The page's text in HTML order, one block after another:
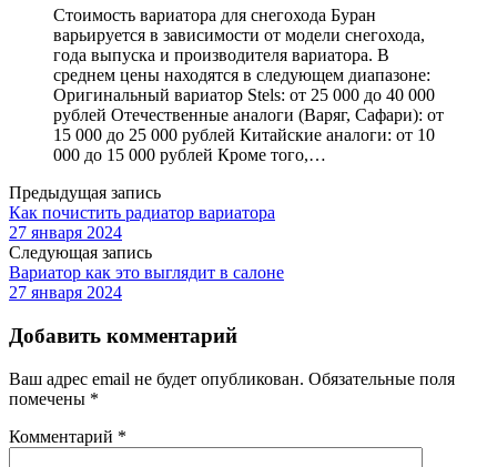
Стоимость вариатора для снегохода Буран
варьируется в зависимости от модели снегохода,
года выпуска и производителя вариатора. В
среднем цены находятся в следующем диапазоне:
Оригинальный вариатор Stels: от 25 000 до 40 000
рублей Отечественные аналоги (Варяг, Сафари): от
15 000 до 25 000 рублей Китайские аналоги: от 10
000 до 15 000 рублей Кроме того,…
Предыдущая запись
Как почистить радиатор вариатора
27 января 2024
Следующая запись
Вариатор как это выглядит в салоне
27 января 2024
Добавить комментарий
Ваш адрес email не будет опубликован. Обязательные поля
помечены *
Комментарий *